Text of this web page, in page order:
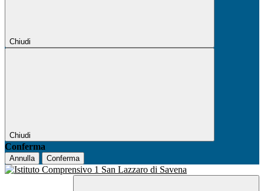
Chiudi
Chiudi
Conferma
Annulla Conferma